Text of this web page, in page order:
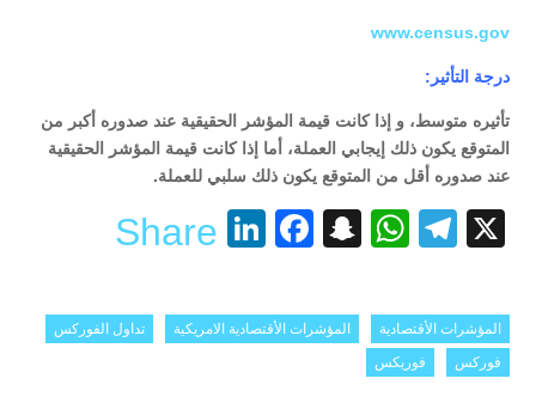
www.census.gov
درجة التأثير:
تأثيره متوسط، و إذا كانت قيمة المؤشر الحقيقية عند صدوره أكبر من
المتوقع يكون ذلك إيجابي العملة، أما إذا كانت قيمة المؤشر الحقيقية
عند صدوره أقل من المتوقع يكون ذلك سلبي للعملة.
X
Telegram
WhatsApp
Snapchat
Facebook
LinkedIn
Share
المؤشرات الأقتصادية المؤشرات الأقتصادية الامريكية
تداول الفوركس
فوركس
فوريكس